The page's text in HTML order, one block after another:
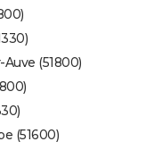
(51800)
(51600)